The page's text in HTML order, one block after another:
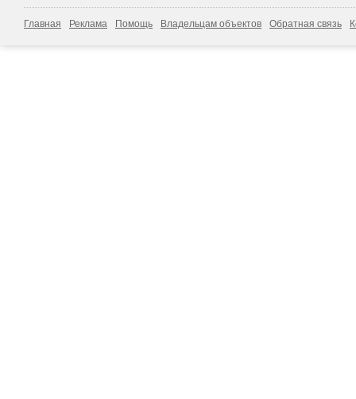
Главная Реклама Помощь Владельцам объектов Обратная связь